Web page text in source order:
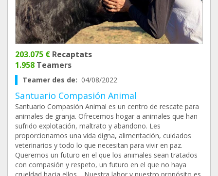
203.075 € Recaptats
1.958 Teamers
Teamer des de: 04/08/2022
Santuario Compasión Animal
Santuario Compasión Animal es un centro de rescate para
animales de granja. Ofrecemos hogar a animales que han
sufrido explotación, maltrato y abandono. Les
proporcionamos una vida digna, alimentación, cuidados
veterinarios y todo lo que necesitan para vivir en paz.
Queremos un futuro en el que los animales sean tratados
con compasión y respeto, un futuro en el que no haya